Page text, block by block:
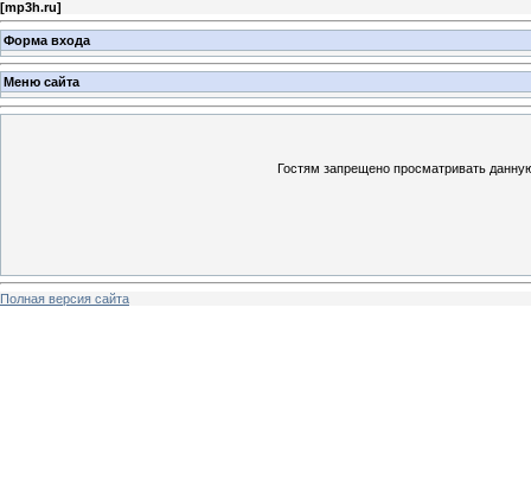
[mp3h.ru]
Форма входа
Меню сайта
Гостям запрещено просматривать
Полная версия сайта